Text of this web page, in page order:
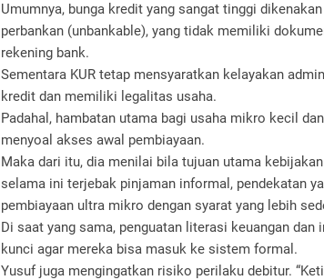
Umumnya, bunga kredit yang sangat tinggi
perbankan (unbankable), yang tidak memiliki
rekening bank.
Sementara KUR tetap mensyaratkan kelayakan
kredit dan memiliki legalitas usaha.
Padahal, hambatan utama bagi usaha mikro kecil
menyoal akses awal pembiayaan.
Maka dari itu, dia menilai bila tujuan utama
selama ini terjebak pinjaman informal, pendekatan
pembiayaan ultra mikro dengan syarat yang lebih
Di saat yang sama, penguatan literasi keuangan
kunci agar mereka bisa masuk ke sistem formal.
Yusuf juga mengingatkan risiko perilaku debitur.